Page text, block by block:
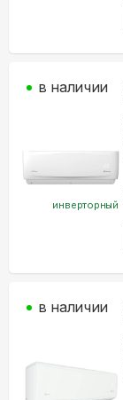
инверторный
в наличии
в наличии